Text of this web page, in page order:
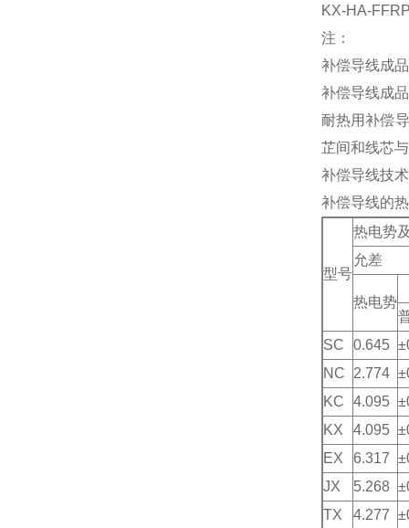
KX-HA-
注：
补偿导线成
补偿导线成
耐热用补偿
芷间和线芯
补偿导线技
补偿导线的
型号
热电势
允差
热电势
SC
0.645
NC
2.774
KC
4.095
KX
4.095
EX
6.317
JX
5.268
TX
4.277